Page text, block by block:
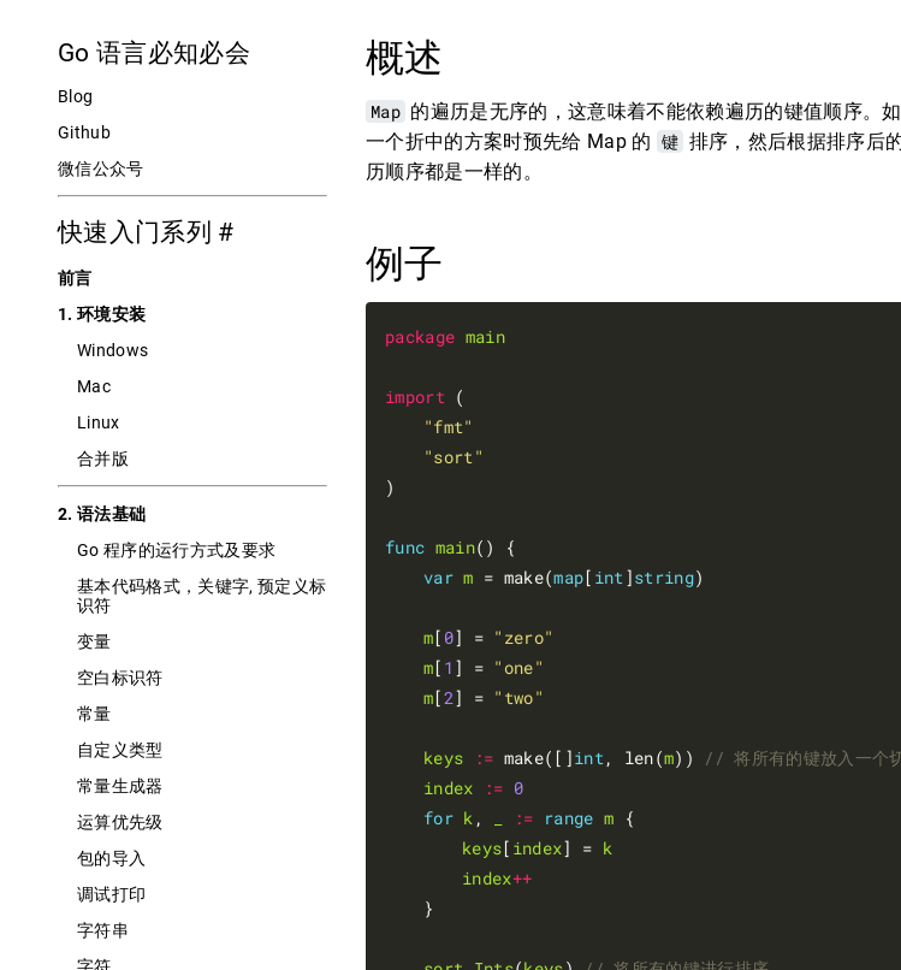
Go 语言必知必会
Blog
Github
微信公众号
快速入门系列 #
前言
1. 环境安装
Windows
Mac
Linux
合并版
2. 语法基础
Go 程序的运行方式及要求
基本代码格式，关键字, 预定义标
识符
变量
空白标识符
常量
自定义类型
常量生成器
运算优先级
包的导入
调试打印
字符串
概述
Map 的遍历是无序的，这意味着不能依赖遍历的键值顺序。
一个折中的方案时预先给 Map 的 键 排序，然后根据排序后
历顺序都是一样的。
例子
package main
import (
"fmt"
"sort"
)
func main() {
var m = make(map[ int]string)
m[ 0] = "zero"
m[ 1 ] = "one"
m[2] = "two"
keys := make([]int, len(m))
index
:= 0
for k , := range m {
keys[ index] = k
index++